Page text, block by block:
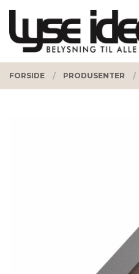
Gå
innholdet
PRODUKTER
FORSIDE PRODUSENTER